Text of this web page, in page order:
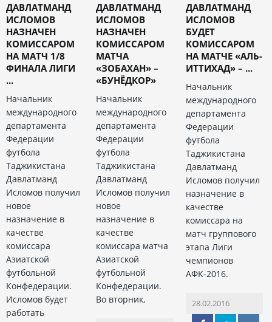
ДАВЛАТМАНД
ИСЛОМОВ
НАЗНАЧЕН
КОМИССАРОМ
НА МАТЧ 1/8
ФИНАЛА ЛИГИ
...
Начальник
международного
департамента
Федерации
футбола
Таджикистана
Давлатманд
Исломов получил
новое
назначение в
качестве
комиссара
Азиатской
футбольной
Конфедерации.
Исломов будет
работать
ДАВЛАТМАНД
ИСЛОМОВ
НАЗНАЧЕН
КОМИССАРОМ
МАТЧА
«ЗОБАХАН» –
«БУНЁДКОР»
Начальник
международного
департамента
Федерации
футбола
Таджикистана
Давлатманд
Исломов получил
новое
назначение в
качестве
комиссара матча
Азиатской
футбольной
Конфедерации.
Во вторник,
ДАВЛАТМАНД
ИСЛОМОВ
БУДЕТ
КОМИССАРОМ
НА МАТЧЕ «АЛЬ-
ИТТИХАД» – ...
Начальник
международного
департамента
Федерации
футбола
Таджикистана
Давлатманд
Исломов получил
назначение в
качестве
комиссара на
матч группового
этапа Лиги
чемпионов
АФК-2016.
28.02.2016